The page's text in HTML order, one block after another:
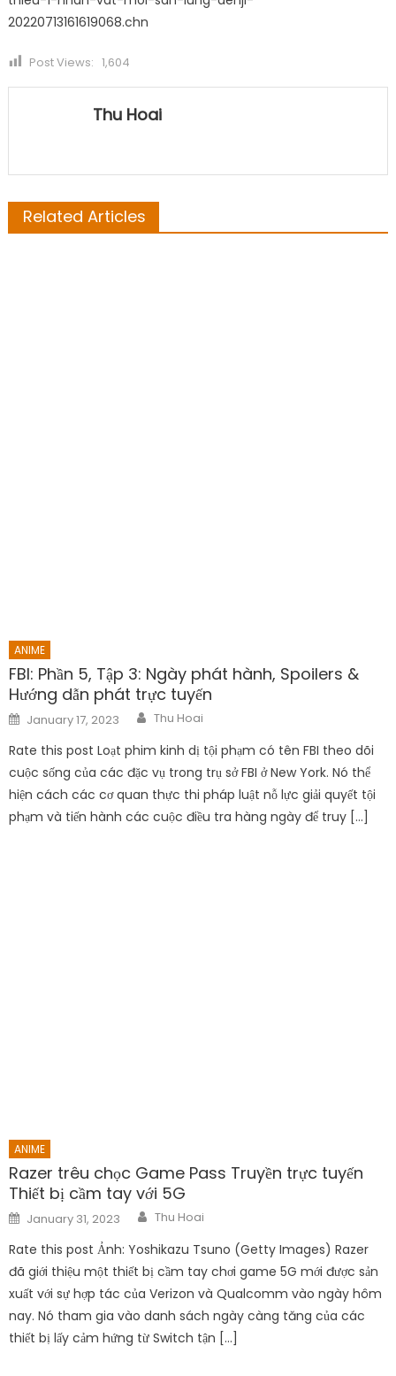
20220713161619068.chn
Post Views: 1,604
Thu Hoai
Related Articles
ANIME
FBI: Phần 5, Tập 3: Ngày phát hành, Spoilers &
Hướng dẫn phát trực tuyến
Posted
on
January 17, 2023 Author
Thu Hoai
Rate this post Loạt phim kinh dị tội phạm có tên FBI theo dõi
cuộc sống của các đặc vụ trong trụ sở FBI ở New York. Nó thể
hiện cách các cơ quan thực thi pháp luật nỗ lực giải quyết tội
phạm và tiến hành các cuộc điều tra hàng ngày để truy […]
ANIME
Razer trêu chọc Game Pass Truyền trực tuyến
Thiết bị cầm tay với 5G
Posted
on
January 31, 2023 Author
Thu Hoai
Rate this post Ảnh: Yoshikazu Tsuno (Getty Images) Razer
đã giới thiệu một thiết bị cầm tay chơi game 5G mới được sản
xuất với sự hợp tác của Verizon và Qualcomm vào ngày hôm
nay. Nó tham gia vào danh sách ngày càng tăng của các
thiết bị lấy cảm hứng từ Switch tận […]